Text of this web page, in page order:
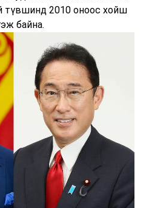
түвшинд 2010 оноос хойш
байна.